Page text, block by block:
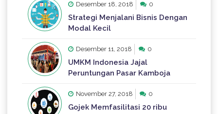
Desember 18, 2018 0
Strategi Menjalani Bisnis Dengan
Modal Kecil
Desember 11, 2018 0
UMKM Indonesia Jajal
Peruntungan Pasar Kamboja
November 27, 2018 0
Gojek Memfasilitasi 20 ribu